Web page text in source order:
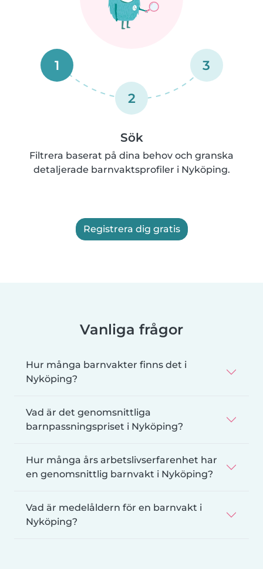
1
2
3
Sök
Filtrera baserat på dina behov och granska
detaljerade barnvaktsprofiler i Nyköping.
Registrera dig gratis
Vanliga frågor
Hur många barnvakter finns det i
Nyköping?
Vad är det genomsnittliga
barnpassningspriset i Nyköping?
Hur många års arbetslivserfarenhet har
en genomsnittlig barnvakt i Nyköping?
Vad är medelåldern för en barnvakt i
Nyköping?